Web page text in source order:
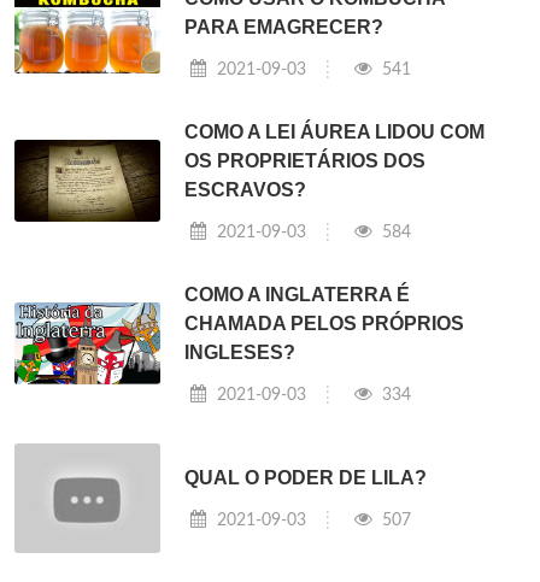
PARA EMAGRECER?
2021-09-03 541
COMO A LEI ÁUREA LIDOU COM
OS PROPRIETÁRIOS DOS
ESCRAVOS?
2021-09-03 584
COMO A INGLATERRA É
CHAMADA PELOS PRÓPRIOS
INGLESES?
2021-09-03 334
QUAL O PODER DE LILA?
2021-09-03 507